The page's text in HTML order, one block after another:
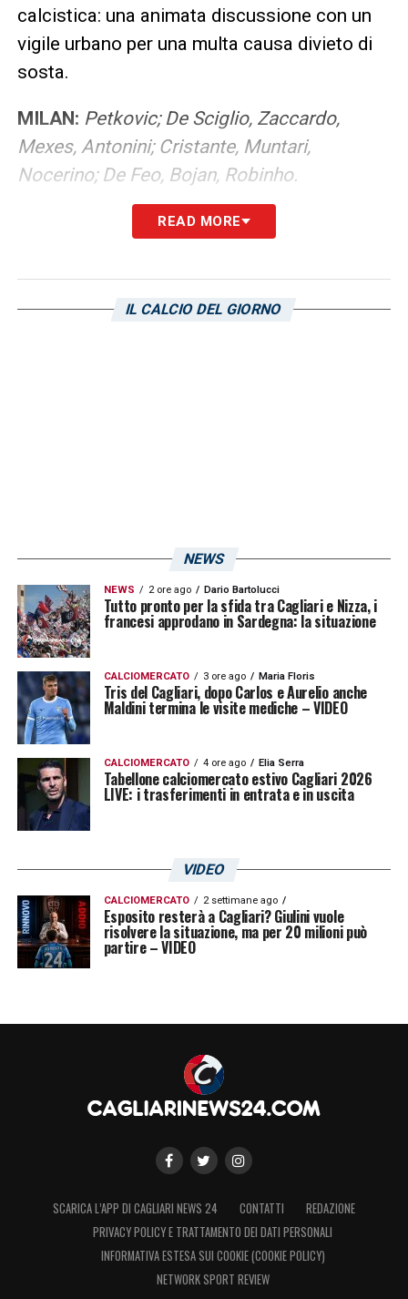
calcistica: una animata discussione con un
vigile urbano per una multa causa divieto di
sosta.
MILAN: Petkovic; De Sciglio, Zaccardo,
Mexes, Antonini; Cristante, Muntari,
Nocerino; De Feo, Bojan, Robinho.
SANT’ANGELO LODIGIANO:
Meioni,
Griffini.
READ MORE
IL CALCIO DEL GIORNO
NEWS
NEWS 2 ore ago Dario Bartolucci
Tutto pronto per la sfida tra Cagliari e Nizza, i
francesi approdano in Sardegna: la situazione
CALCIOMERCATO 3 ore ago Maria Floris
Tris del Cagliari, dopo Carlos e Aurelio anche
Maldini termina le visite mediche – VIDEO
CALCIOMERCATO 4 ore ago Elia Serra
Tabellone calciomercato estivo Cagliari 2026
LIVE: i trasferimenti in entrata e in uscita
VIDEO
CALCIOMERCATO 2 settimane ago
Esposito resterà a Cagliari? Giulini vuole
risolvere la situazione, ma per 20 milioni può
partire – VIDEO
SCARICA L’APP DI CAGLIARI NEWS 24 CONTATTI
REDAZIONE
PRIVACY POLICY E TRATTAMENTO DEI DATI PERSONALI
INFORMATIVA ESTESA SUI COOKIE (COOKIE POLICY)
NETWORK SPORT REVIEW